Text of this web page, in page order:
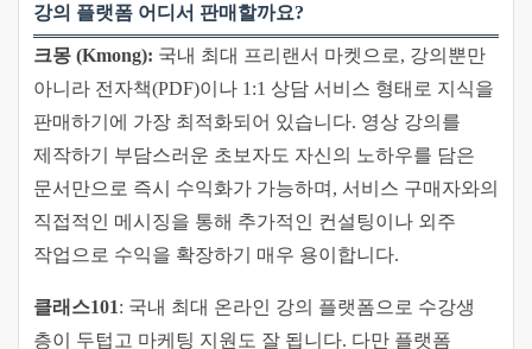
강의 플랫폼 어디서 판매할까요?
크몽 (Kmong): 국내 최대 프리랜서 마켓으로, 강의뿐만
아니라 전자책(PDF)이나 1:1 상담 서비스 형태로 지식을
판매하기에 가장 최적화되어 있습니다. 영상 강의를
제작하기 부담스러운 초보자도 자신의 노하우를 담은
문서만으로 즉시 수익화가 가능하며, 서비스 구매자와의
직접적인 메시징을 통해 추가적인 컨설팅이나 외주
작업으로 수익을 확장하기 매우 용이합니다.
클래스101: 국내 최대 온라인 강의 플랫폼으로 수강생
층이 두텁고 마케팅 지원도 잘 됩니다. 다만 플랫폼